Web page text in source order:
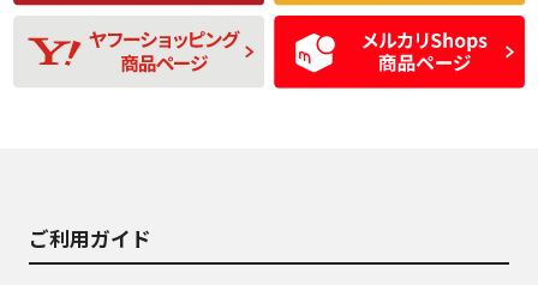
D
使用感や目立つ傷が
あり、一般的な中古
品
D
残り溝も少なく、偏
磨耗がみられ、短期
間使用できるくらい
の中古品
ご利用ガイド